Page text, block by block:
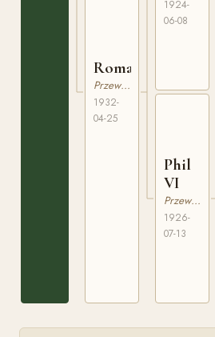
Roma
Przewalski
1932-
04-25
1924-
06-08
Phil
VI
Przewalski
1926-
07-13